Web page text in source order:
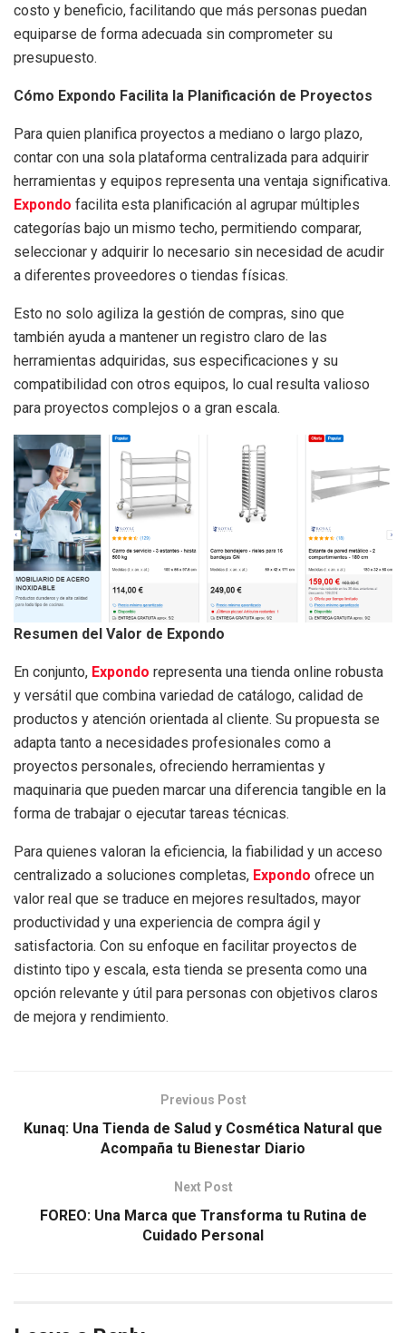
costo y beneficio, facilitando que más personas puedan
equiparse de forma adecuada sin comprometer su
presupuesto.
Cómo Expondo Facilita la Planificación de Proyectos
Para quien planifica proyectos a mediano o largo plazo,
contar con una sola plataforma centralizada para adquirir
herramientas y equipos representa una ventaja significativa.
Expondo facilita esta planificación al agrupar múltiples
categorías bajo un mismo techo, permitiendo comparar,
seleccionar y adquirir lo necesario sin necesidad de acudir
a diferentes proveedores o tiendas físicas.
Esto no solo agiliza la gestión de compras, sino que
también ayuda a mantener un registro claro de las
herramientas adquiridas, sus especificaciones y su
compatibilidad con otros equipos, lo cual resulta valioso
para proyectos complejos o a gran escala.
Resumen del Valor de Expondo
En conjunto, Expondo representa una tienda online robusta
y versátil que combina variedad de catálogo, calidad de
productos y atención orientada al cliente. Su propuesta se
adapta tanto a necesidades profesionales como a
proyectos personales, ofreciendo herramientas y
maquinaria que pueden marcar una diferencia tangible en la
forma de trabajar o ejecutar tareas técnicas.
Para quienes valoran la eficiencia, la fiabilidad y un acceso
centralizado a soluciones completas, Expondo ofrece un
valor real que se traduce en mejores resultados, mayor
productividad y una experiencia de compra ágil y
satisfactoria. Con su enfoque en facilitar proyectos de
distinto tipo y escala, esta tienda se presenta como una
opción relevante y útil para personas con objetivos claros
de mejora y rendimiento.
Previous Post
Kunaq: Una Tienda de Salud y Cosmética Natural que
Acompaña tu Bienestar Diario
Next Post
FOREO: Una Marca que Transforma tu Rutina de
Cuidado Personal